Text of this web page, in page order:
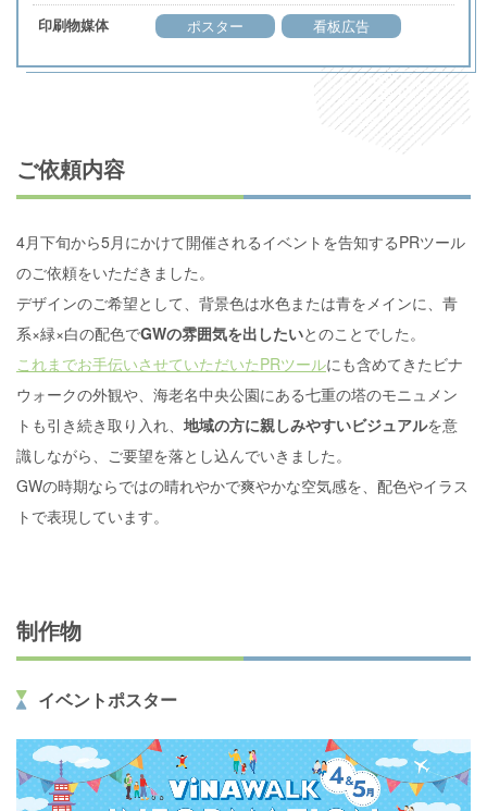
印刷物媒体 ポスター 看板広告
ご依頼内容
4月下旬から5月にかけて開催されるイベントを告知するPRツール
のご依頼をいただきました。
デザインのご希望として、背景色は水色または青をメインに、青
系×緑×白の配色でGWの雰囲気を出したいとのことでした。
これまでお手伝いさせていただいたPRツールにも含めてきたビナ
ウォークの外観や、海老名中央公園にある七重の塔のモニュメン
トも引き続き取り入れ、 地域の方に親しみやすいビジュアルを意
識しながら、ご要望を落とし込んでいきました。
GWの時期ならではの晴れやかで爽やかな空気感を、配色やイラス
トで表現しています。
制作物
イベントポスター